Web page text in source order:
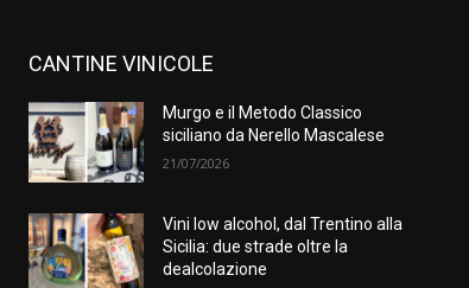
CANTINE VINICOLE
Murgo e il Metodo Classico
siciliano da Nerello Mascalese
21/07/2026
Vini low alcohol, dal Trentino alla
Sicilia: due strade oltre la
dealcolazione